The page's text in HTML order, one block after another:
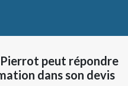
peut répondre
dans son devis